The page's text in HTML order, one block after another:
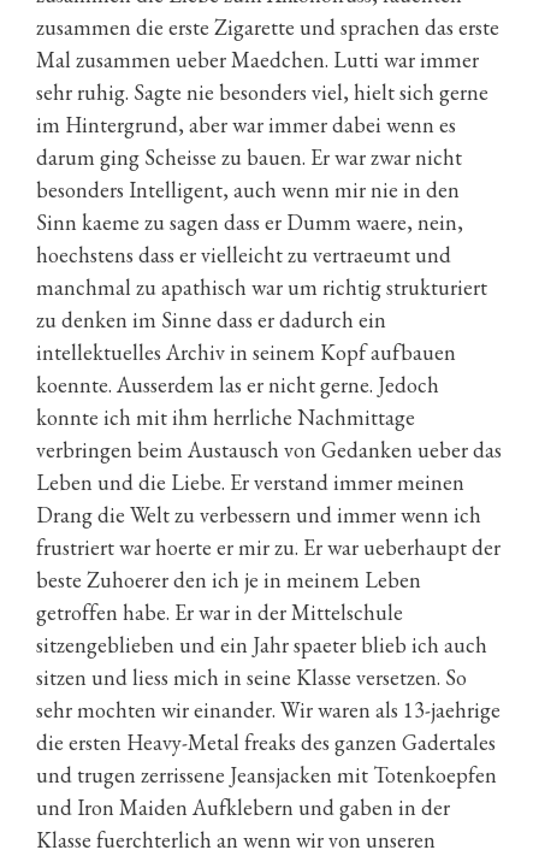
zusammen die erste Zigarette und sprachen das erste
Mal zusammen ueber Maedchen. Lutti war immer
sehr ruhig. Sagte nie besonders viel, hielt sich gerne
im Hintergrund, aber war immer dabei wenn es
darum ging Scheisse zu bauen. Er war zwar nicht
besonders Intelligent, auch wenn mir nie in den
Sinn kaeme zu sagen dass er Dumm waere, nein,
hoechstens dass er vielleicht zu vertraeumt und
manchmal zu apathisch war um richtig strukturiert
zu denken im Sinne dass er dadurch ein
intellektuelles Archiv in seinem Kopf aufbauen
koennte. Ausserdem las er nicht gerne. Jedoch
konnte ich mit ihm herrliche Nachmittage
verbringen beim Austausch von Gedanken ueber das
Leben und die Liebe. Er verstand immer meinen
Drang die Welt zu verbessern und immer wenn ich
frustriert war hoerte er mir zu. Er war ueberhaupt der
beste Zuhoerer den ich je in meinem Leben
getroffen habe. Er war in der Mittelschule
sitzengeblieben und ein Jahr spaeter blieb ich auch
sitzen und liess mich in seine Klasse versetzen. So
sehr mochten wir einander. Wir waren als 13-jaehrige
die ersten Heavy-Metal freaks des ganzen Gadertales
und trugen zerrissene Jeansjacken mit Totenkoepfen
und Iron Maiden Aufklebern und gaben in der
Klasse fuerchterlich an wenn wir von unseren